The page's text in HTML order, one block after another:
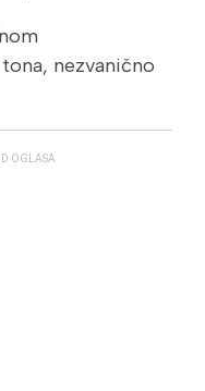
nezvanično
OGLASA